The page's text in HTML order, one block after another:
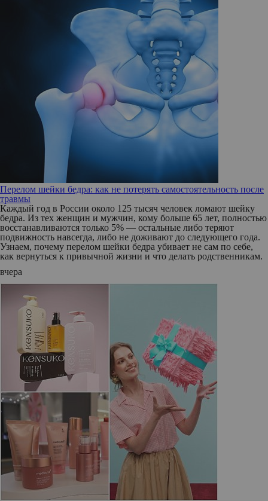
Перелом шейки бедра: как не потерять самостоятельность после
травмы
Каждый год в России около 125 тысяч человек ломают шейку
бедра. Из тех женщин и мужчин, кому больше 65 лет, полностью
восстанавливаются только 5% — остальные либо теряют
подвижность навсегда, либо не доживают до следующего года.
Узнаем, почему перелом шейки бедра убивает не сам по себе,
как вернуться к привычной жизни и что делать родственникам.
вчера